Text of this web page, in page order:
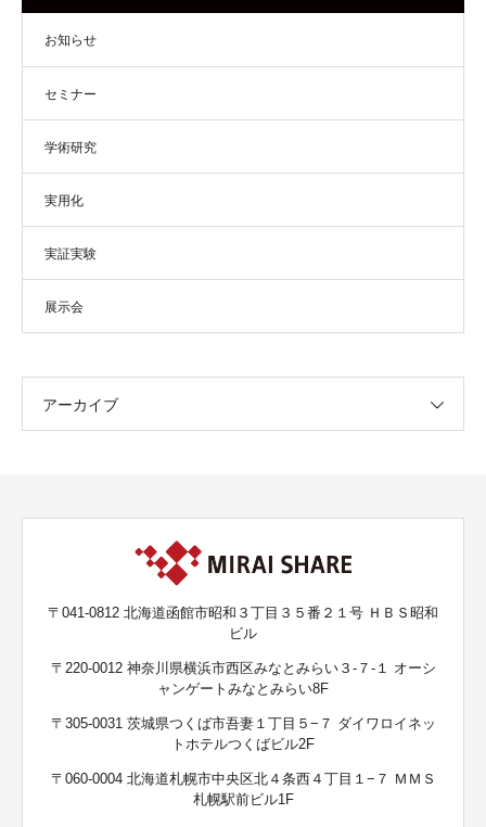
お知らせ
セミナー
学術研究
実用化
実証実験
展示会
アーカイブ
〒041-0812 北海道函館市昭和３丁目３５番２１号 ＨＢＳ昭和
ビル
〒220-0012 神奈川県横浜市西区みなとみらい３-７-１ オーシ
ャンゲートみなとみらい8F
〒305-0031 茨城県つくば市吾妻１丁目５−７ ダイワロイネッ
トホテルつくばビル2F
〒060-0004 北海道札幌市中央区北４条西４丁目１−７ ＭＭＳ
札幌駅前ビル1F